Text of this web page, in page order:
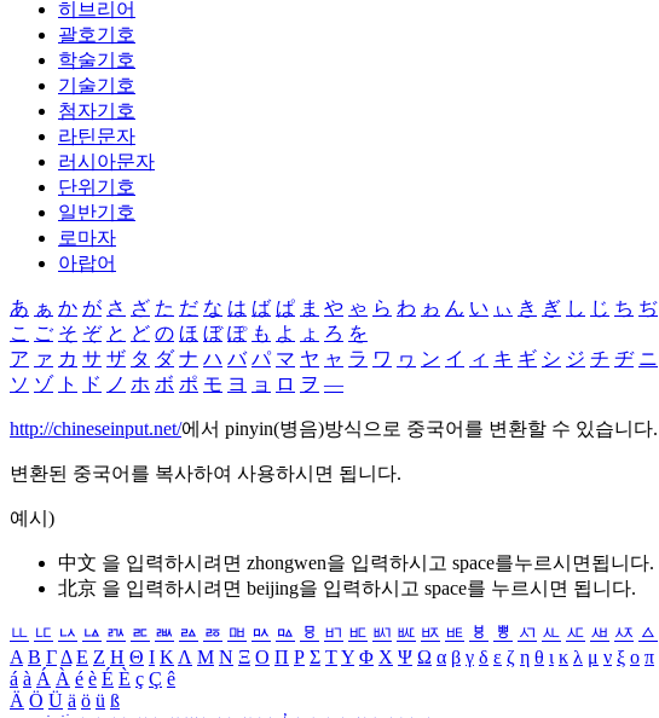
히브리어
괄호기호
학술기호
기술기호
첨자기호
라틴문자
러시아문자
단위기호
일반기호
로마자
아랍어
あ ぁ か が さ ざ た だ な は ば ぱ ま や ゃ ら わ ゎ ん い ぃ き ぎ し じ ち ぢ
こ ご そ ぞ と ど の ほ ぼ ぽ も よ ょ ろ を
ア ァ カ サ ザ タ ダ ナ ハ バ パ マ ヤ ャ ラ ワ ヮ ン イ ィ キ ギ シ ジ チ ヂ ニ
ソ ゾ ト ド ノ ホ ボ ポ モ ヨ ョ ロ ヲ ―
http://chineseinput.net/에서 pinyin(병음)방식으로 중국어를 변환할 수 있습니다.
변환된 중국어를 복사하여 사용하시면 됩니다.
예시)
中文 을 입력하시려면 zhongwen을 입력하시고 space를누르시면됩니다.
北京 을 입력하시려면 beijing을 입력하시고 space를 누르시면 됩니다.
ㅥ ㅦ ㅧ ㅨ ㅩ ㅪ ㅫ ㅬ ㅭ ㅮ ㅯ ㅰ ㅱ ㅲ ㅳ ㅴ ㅵ ㅶ ㅷ ㅸ ㅹ ㅺ ㅻ ㅼ ㅽ ㅾ ㅿ
Α Β ΓΔ Ε Ζ Η Θ Ι ΚΛ Μ Ν Ξ Ο Π Ρ Σ ΤΥ Φ Χ Ψ Ω α β γ δ ε ζ η θ ι κ λ μ ν ξ ο π
á à Á À é è É È ç Ç ê
Ä Ö Ü ä ö ü ß